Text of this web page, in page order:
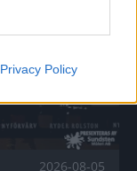
Privacy Policy
2026-08-05